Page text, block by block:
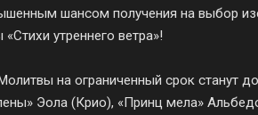
шансом получения на выбор
утреннего ветра»!
на ограниченный срок станут
Эола (Крио), «Принц мела»